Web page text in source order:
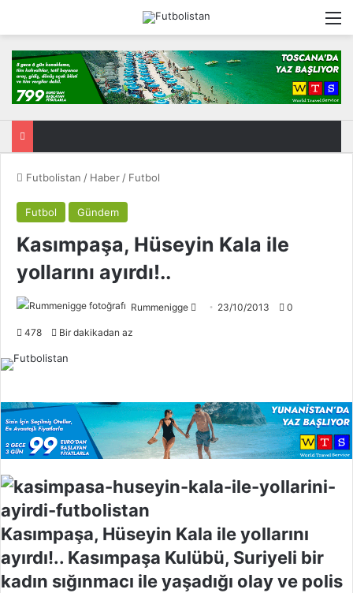
Futbolistan / Haber / Futbol
Futbol Gündem
Kasımpaşa, Hüseyin Kala ile
yollarını ayırdı!..
Rummenigge
w
o
n
X
23/10/2013 0
478 Bir dakikadan az
Kasımpaşa, Hüseyin Kala ile yollarını
ayırdı!.. Kasımpaşa Kulübü, Suriyeli bir
kadın sığınmacı ile yaşadığı olay ve polis